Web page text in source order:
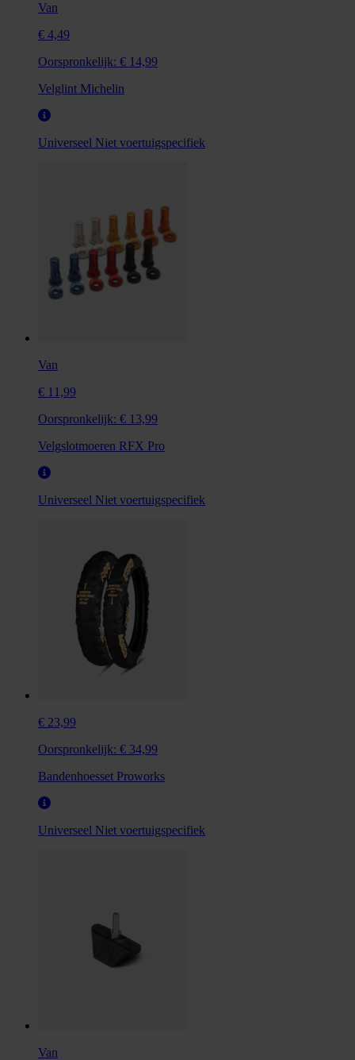
Van
€ 4,49
Oorspronkelijk: € 14,99
Velglint Michelin
Universeel Niet voertuigspecifiek
Van
€ 11,99
Oorspronkelijk: € 13,99
Velgslotmoeren RFX Pro
Universeel Niet voertuigspecifiek
€ 23,99
Oorspronkelijk: € 34,99
Bandenhoesset Proworks
Universeel Niet voertuigspecifiek
Van